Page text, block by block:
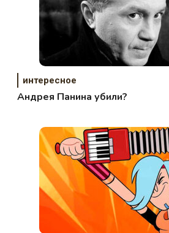
интересное
Андрея Панина убили?